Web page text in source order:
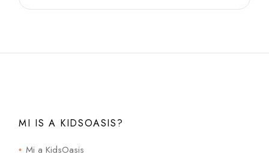
MI IS A KIDSOASIS?
Mi a KidsOasis